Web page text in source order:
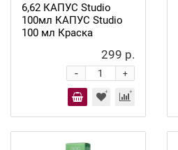
6,62 КАПУС Studio
100мл КАПУС Studio
100 мл Краска
299 р.
+
-